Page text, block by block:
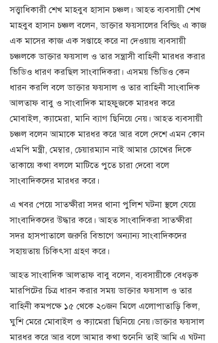
সত্ত্বাধিকারী শেখ মাহবুব হাসান চঞ্চল। আহত ব্যবসায়ী শেখ
মাহবুব হাসান চঞ্চল বলেন, ডাক্তার ফয়সালের বিল্ডিং এ কাজ
এক মাসের কাজ এক সপ্তাহে করে না দেওয়ায় ব্যবসায়ী
চঞ্চলকে ডাক্তার ফয়সাল ও তার সন্ত্রাসী বাহিনী মারধর করার
ভিডিও ধারণ করছিল সাংবাদিকরা। এসময় ভিডিও কেন
ধারন করলি বলে ডাক্তার ফয়সাল ও তার বাহিনী সাংবাদিক
আলতাফ বাবু ও সাংবাদিক মাহফুজকে মারধর করে
মোবাইল, ক্যামেরা, মানি ব্যাগ ছিনিয়ে নেয়। আহত ব্যবসায়ী
চঞ্চল বলেন আমাকে মারধর করে আর বলে দেশে এমন কোন
এমপি মন্ত্রী, মেম্বার, চেয়ারম্যান নাই আমার চোখের দিকে
তাকায়ে কথা বললে মাটিতে পুতে চারা দেবো বলে
সাংবাদিকদের মারধর করে।
এ খবর পেয়ে সাতক্ষীরা সদর থানা পুলিশ ঘটনা স্থলে যেয়ে
সাংবাদিকদের উদ্ধার করে। আহত সাংবাদিকরা সাতক্ষীরা
সদর হাসপাতালে জরুরি বিভাগে অন্যান্য সাংবাদিকদের
সহায়তায় চিকিৎসা গ্রহণ করে।
আহত সাংবাদিক আলতাফ বাবু বলেন, ব্যবসায়ীকে বেধড়ক
মারপিটের চিত্র ধারন করার সময় ডাক্তার ফয়সাল ও তার
বাহিনী কমপক্ষে ১৫ থেকে ২০জন মিলে এলোপাতাড়ি কিল,
ঘুশি মেরে মোবাইল ও ক্যামেরা ছিনিয়ে নেয়।ডাক্তার ফয়সাল
মারধর করে আর বলে আমার কথা শুনেনি তাই আমি এ ঘটনা